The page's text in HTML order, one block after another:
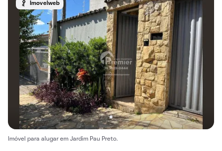
Imovelweb
Imóvel para alugar em Jardim Pau Preto.